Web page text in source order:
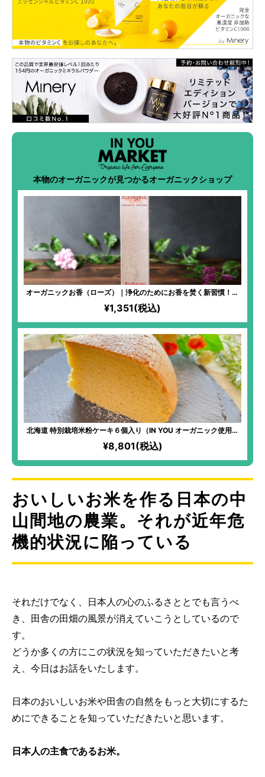
本物のオーガニックが見つかるオーガニックショップ
オーガニックお香（ローズ）｜浄化のためにお香を焚く新習慣！聖
地「ヴリンダーヴァン」から生まれた儀式にも使われる神聖なるお
香。空間浄化・心のデトックスに。
¥1,351(税込)
北海道 特別栽培米粉ケーキ６個入り（IN YOU オーガニック使用）
｜無農薬・無化学肥料で栽培した北海道産「ゆきひかり」×北海道の
おいしい食材のコラボスイーツ！
¥8,801(税込)
おいしいお米を作る日本の中
山間地の農業。それが近年危
機的状況に陥っている
それだけでなく、日本人の心のふるさととでも言うべ
き、田舎の田畑の風景が消えていこうとしているので
す。
どうか多くの方にこの状況を知っていただきたいと考
え、今日はお話をいたします。
日本のおいしいお米や田舎の自然をもっと大切にするた
めにできることを知っていただきたいと思います。
日本人の主食であるお米。